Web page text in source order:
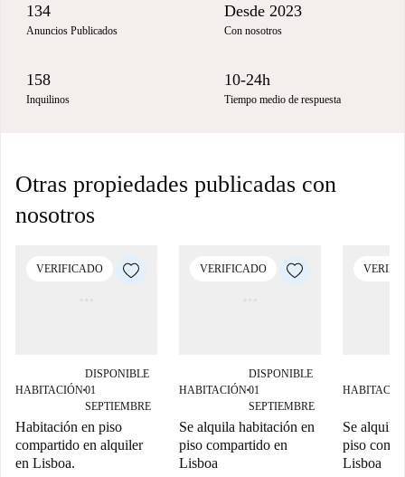
134
Anuncios Publicados
Desde 2023
Con nosotros
158
Inquilinos
10-24h
Tiempo medio de respuesta
Otras propiedades publicadas con
nosotros
VERIFICADO
HABITACIÓN■
DISPONIBLE
01
SEPTIEMBRE
Habitación en piso
compartido en alquiler
en Lisboa.
VERIFICADO
HABITACIÓN■
DISPONIBLE
01
SEPTIEMBRE
Se alquila habitación en
piso compartido en
Lisboa
Se alquila
piso
Lisboa